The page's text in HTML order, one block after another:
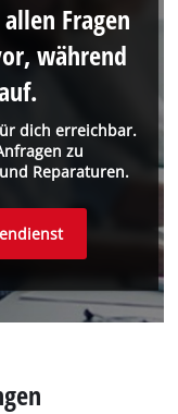
dich erreichbar.
zu
Reparaturen.
Fragen
während